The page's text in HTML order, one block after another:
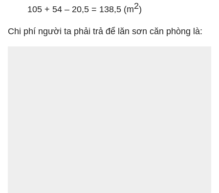
105 + 54 – 20,5 = 138,5 (m2)
Chi phí người ta phải trả để lăn sơn căn phòng là: